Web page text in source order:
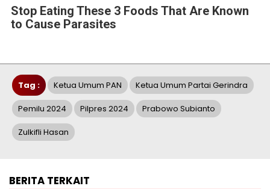
Stop Eating These 3 Foods That Are Known
to Cause Parasites
Tag : Ketua Umum PAN Ketua Umum Partai Gerindra
Pemilu 2024 Pilpres 2024 Prabowo Subianto
Zulkifli Hasan
BERITA TERKAIT